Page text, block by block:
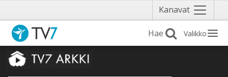
Kanavat Näytä
valikko
Valikko